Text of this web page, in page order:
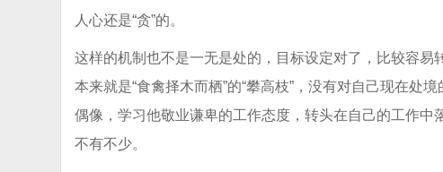
人心还是“贪”的。
这样的机制也不是一无是处的，目标设定对了，比较容易
本来就是“食禽择木而栖”的“攀高枝”，没有对自己现在处
偶像，学习他敬业谦卑的工作态度，转头在自己的工作
不有不少。